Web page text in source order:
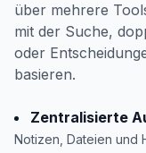
über mehrere
mit der Suche,
oder
basieren.
Zentralisierte
Notizen, Dateien und